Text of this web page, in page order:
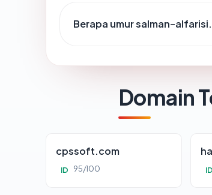
Berapa umur salman-
Domain
cpssoft.com
ID 95/100 ID